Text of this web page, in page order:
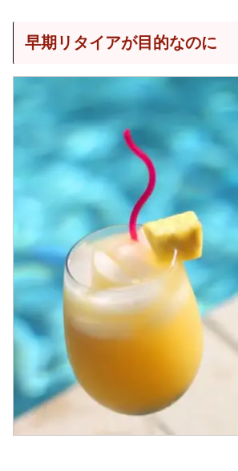
早期リタイアが目的なのに